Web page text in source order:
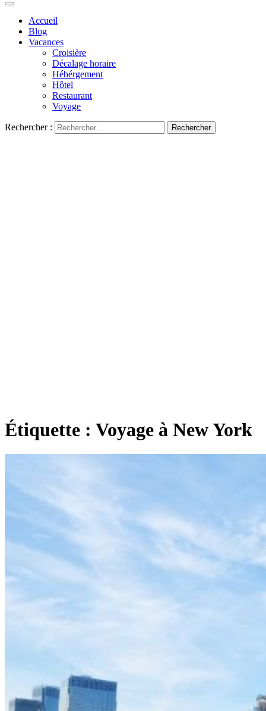
Accueil
Blog
Vacances
Croisière
Décalage horaire
Hébérgement
Hôtel
Restaurant
Voyage
Rechercher :
Étiquette : Voyage à New York